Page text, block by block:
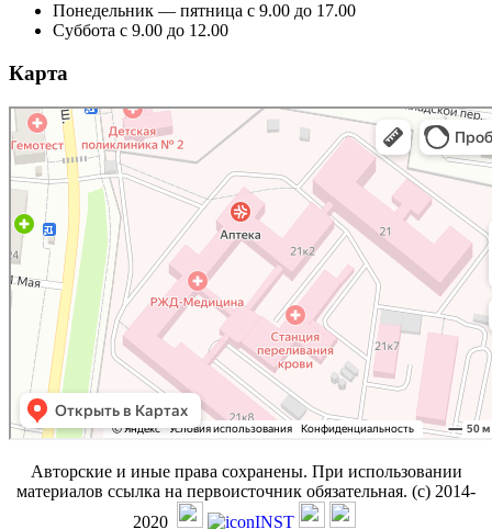
Понедельник — пятница с 9.00 до 17.00
Суббота с 9.00 до 12.00
Карта
Авторские и иные права сохранены. При использовании
материалов ссылка на первоисточник обязательная. (с) 2014-
2020